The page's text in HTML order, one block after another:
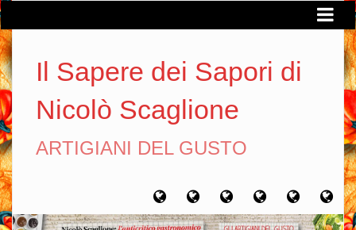
Il Sapere dei Sapori di
Nicolò Scaglione
ARTIGIANI DEL GUSTO
Home Chi
sono
Artigiani
del
Viaggi
del
Filosofia
del